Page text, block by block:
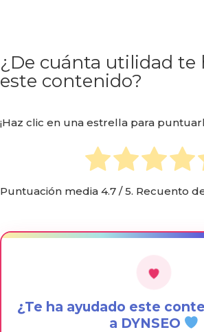
¿De cuánta utilidad te
este contenido?
¡Haz clic en una estrella para
Puntuación media 4.7 / 5. Recuento
¿Te ha ayudado este
a DYNSEO